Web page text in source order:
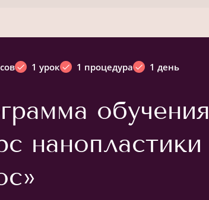
1 урок 1 процедура 1 день
обучения
нанопластики